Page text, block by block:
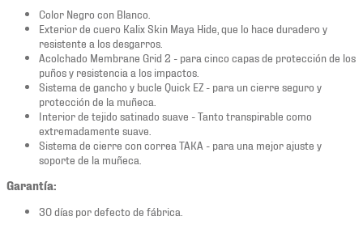
Color Negro con Blanco.
Exterior de cuero Kalix Skin Maya Hide, que lo hace duradero y
resistente a los desgarros.
Acolchado Membrane Grid 2 - para cinco capas de protección de los
puños y resistencia a los impactos.
Sistema de gancho y bucle Quick EZ - para un cierre seguro y
protección de la muñeca.
Interior de tejido satinado suave - Tanto transpirable como
extremadamente suave.
Sistema de cierre con correa TAKA - para una mejor ajuste y
soporte de la muñeca.
Garantía:
30 días por defecto de fábrica.